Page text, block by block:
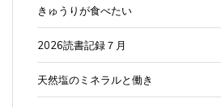
きゅうりが食べたい
2026読書記録７月
天然塩のミネラルと働き